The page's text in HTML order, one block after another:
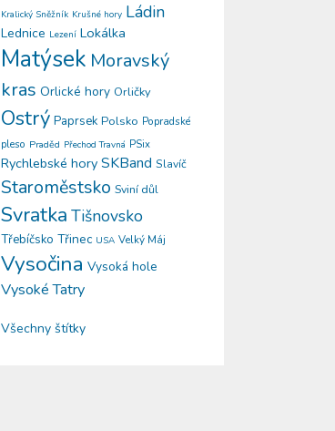
Kralický Sněžník Krušné hory Ládin
Lednice Lezení Lokálka
Matýsek Moravský
kras Orlické hory Orličky
Ostrý Paprsek Polsko Popradské
pleso Praděd Přechod Travná PSix
Rychlebské hory SKBand Slavíč
Staroměstsko Sviní důl
Svratka Tišnovsko
Třebíčsko Třinec USA Velký Máj
Vysočina Vysoká hole
Vysoké Tatry
Všechny štítky